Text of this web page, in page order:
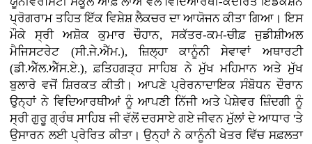
ਪ੍ਰੋਗਰਾਮ ਤਹਿਤ ਇੱਕ ਵਿਸ਼ੇਸ਼ ਲੈਕਚਰ ਦਾ ਆਯੋਜਨ ਕੀਤਾ ਗਿਆ। ਇਸ
ਮੌਕੇ ਸ੍ਰੀ ਅਸ਼ੋਕ ਕੁਮਾਰ ਚੌਹਾਨ, ਸਕੱਤਰ-ਕਮ-ਚੀਫ਼ ਜੁਡੀਸ਼ੀਅਲ
ਮੈਜਿਸਟਰੇਟ (ਸੀ.ਜੇ.ਐੱਮ.), ਜ਼ਿਲ੍ਹਾ ਕਾਨੂੰਨੀ ਸੇਵਾਵਾਂ ਅਥਾਰਟੀ
(ਡੀ.ਐੱਲ.ਐੱਸ.ਏ.), ਫ਼ਤਿਹਗੜ੍ਹ ਸਾਹਿਬ ਨੇ ਮੁੱਖ ਮਹਿਮਾਨ ਅਤੇ ਮੁੱਖ
ਬੁਲਾਰੇ ਵਜੋਂ ਸ਼ਿਰਕਤ ਕੀਤੀ। ਆਪਣੇ ਪ੍ਰੇਰਨਾਦਾਇਕ ਸੰਬੋਧਨ ਦੌਰਾਨ
ਉਨ੍ਹਾਂ ਨੇ ਵਿਦਿਆਰਥੀਆਂ ਨੂੰ ਆਪਣੀ ਨਿੱਜੀ ਅਤੇ ਪੇਸ਼ੇਵਰ ਜ਼ਿੰਦਗੀ ਨੂੰ
ਸ੍ਰੀ ਗੁਰੂ ਗ੍ਰੰਥ ਸਾਹਿਬ ਜੀ ਵੱਲੋਂ ਦਰਸਾਏ ਗਏ ਜੀਵਨ ਮੁੱਲਾਂ ਦੇ ਆਧਾਰ 'ਤੇ
ਉਸਾਰਨ ਲਈ ਪ੍ਰੇਰਿਤ ਕੀਤਾ। ਉਨ੍ਹਾਂ ਨੇ ਕਾਨੂੰਨੀ ਖੇਤਰ ਵਿੱਚ ਸਫ਼ਲਤਾ